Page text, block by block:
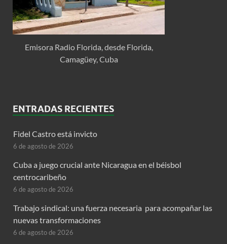
Emisora Radio Florida, desde Florida,
Camagüey, Cuba
ENTRADAS RECIENTES
Fidel Castro está invicto
6 de agosto de 2026
Cuba a juego crucial ante Nicaragua en el béisbol
centrocaribeño
6 de agosto de 2026
Trabajo sindical: una fuerza necesaria para acompañar las
nuevas transformaciones
6 de agosto de 2026